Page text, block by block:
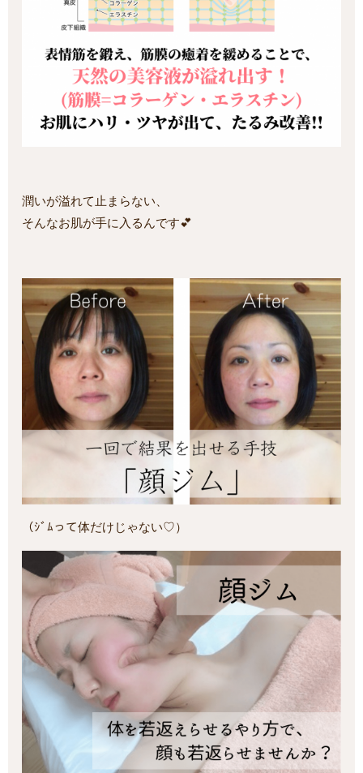
潤いが溢れて止まらない、
そんなお肌が手に入るんです💕
（ｼﾞﾑって体だけじゃない♡）